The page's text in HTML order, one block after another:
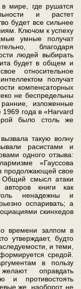
мире, где рушатся
и растет
будет все сильнее
Ключом к успеху
умные получат
благодаря
людей выбирать
будет в общем и
относительное
получат
компенсаторных
не беспредельны
изложенные
года в «Harvard
было столь же
такую волну
расистами и
одного отзыва:
«Гауссова
продолжающей свое
Общий смысл атаки
книги как
ненадежны и
оспаривать; а
скинхедов
времени залпом в
утверждает, будто
и теми,
средой.
в пользу
оправдать
и противостоять
же, наоборот, не